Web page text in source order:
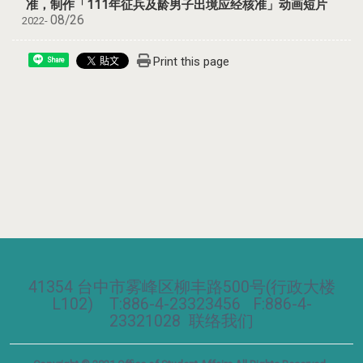
准，制作「111年征兵及龄男子出境应经核准」动画短片
2022- 08/26
Share Print this page
41354 台中市雾峰区柳丰路500号(行政大楼
L102) T:886-4-23323456 F:886-4-
23321028 联络我们